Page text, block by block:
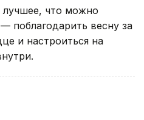
что можно
поблагодарить весну за
и настроиться на